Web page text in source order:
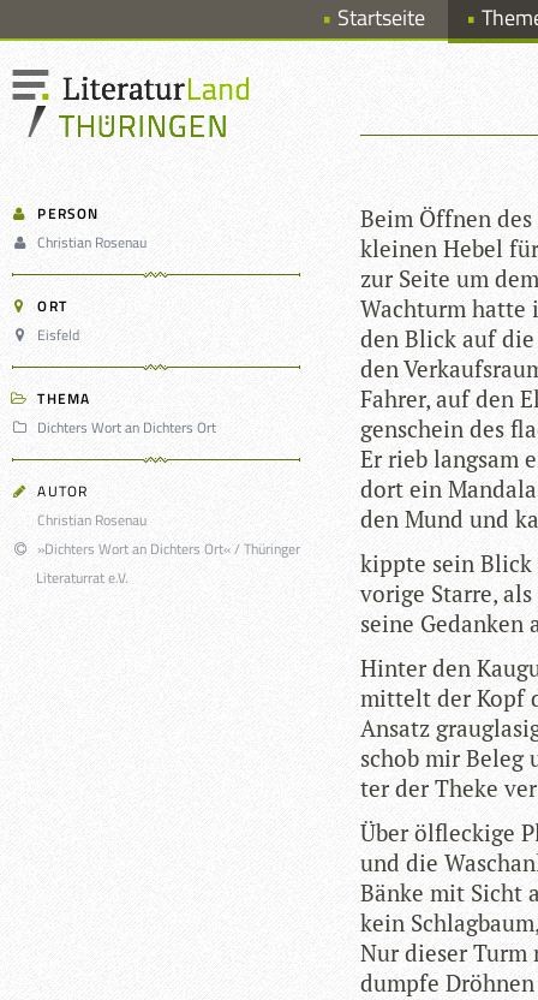
Startseite
PERSON
Christian Rosenau
ORT
Eisfeld
THEMA
Dichters Wort an Dichters Ort
AUTOR
Christian Rosenau
»Dichters Wort an Dichters Ort« / Thüringer
Literaturrat e.V.
Beim Öff­nen
klei­nen Hebel
zur Seite um
Wach­turm hatte
den Blick auf
den
Fah­rer, auf den
gen­schein des
Er rieb lang­sam
dort ein
den Mund und
kippte sein Blick
vorige Starre,
seine Gedan­ken
Hin­ter den
mit­telt der Kopf
Ansatz
schob mir Beleg
ter der Theke
Über ölfle­ckige
und die
Bänke mit Sicht
kein
Nur die­ser
dumpfe